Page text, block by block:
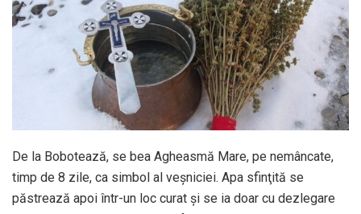
De la Bobotează, se bea Agheasmă Mare, pe nemâncate,
timp de 8 zile, ca simbol al veşniciei. Apa sfinţită se
păstrează apoi într-un loc curat şi se ia doar cu dezlegare